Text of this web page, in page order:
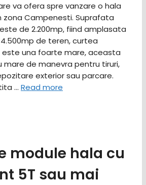
va ofera spre vanzare o hala
zona Campenesti. Suprafata
de 2.200mp, fiind amplasata
de teren, curtea
una foarte mare, aceasta
mare de manevra pentru tiruri,
exterior sau parcare.
… Read more
module hala cu
5T sau mai